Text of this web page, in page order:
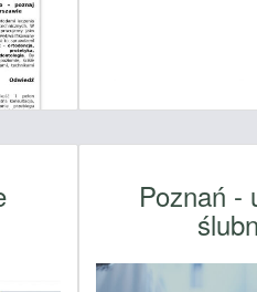
Poznań -